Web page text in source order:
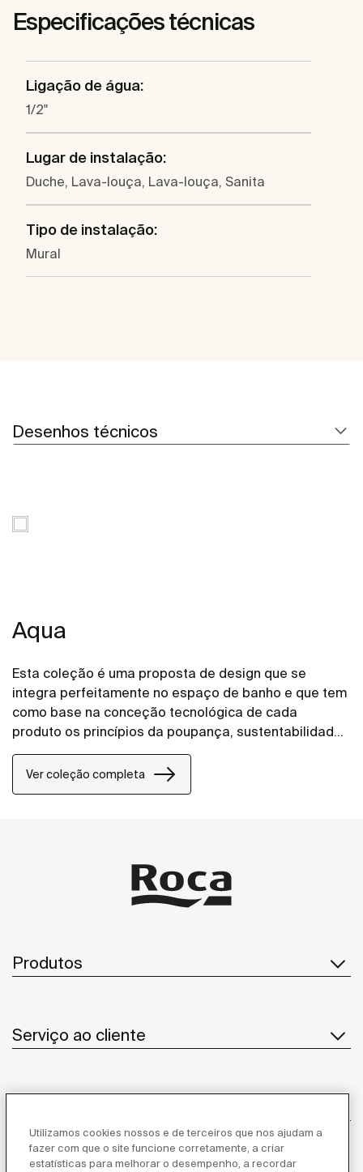
Especificações técnicas
Ligação de água:
1/2"
Lugar de instalação:
Duche, Lava-louça, Lava-louça, Sanita
Tipo de instalação:
Mural
Desenhos técnicos
Aqua
Esta coleção é uma proposta de design que se
integra perfeitamente no espaço de banho e que tem
como base na conceção tecnológica de cada
produto os princípios da poupança, sustentabilidade
e integração.
Ver coleção completa
Produtos
Serviço ao cliente
Utilizamos cookies nossos e de terceiros que nos ajudam a
fazer com que o site funcione corretamente, a criar
estatísticas para melhorar o desempenho, a recordar